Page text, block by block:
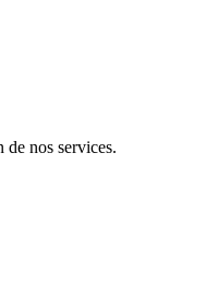
nos services.